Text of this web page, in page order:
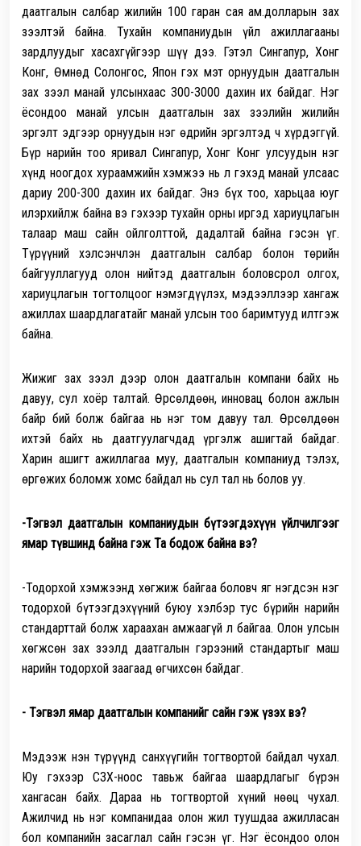
даатгалын салбар жилийн 100 гаран сая ам.долларын зах
зээлтэй байна. Тухайн компаниудын үйл ажиллагааны
зардлуудыг хасахгүйгээр шүү дээ. Гэтэл Сингапур, Хонг
Конг, Өмнөд Солонгос, Япон гэх мэт орнуудын даатгалын
зах зээл манай улсынхаас 300-3000 дахин их байдаг. Нэг
ёсондоо манай улсын даатгалын зах зээлийн жилийн
эргэлт эдгээр орнуудын нэг өдрийн эргэлтэд ч хүрдэггүй.
Бүр нарийн тоо яривал Сингапур, Хонг Конг улсуудын нэг
хүнд ноогдох хураамжийн хэмжээ нь л гэхэд манай улсаас
дариу 200-300 дахин их байдаг. Энэ бүх тоо, харьцаа юуг
илэрхийлж байна вэ гэхээр тухайн орны иргэд хариуцлагын
талаар маш сайн ойлголттой, дадалтай байна гэсэн үг.
Түрүүний хэлсэнчлэн даатгалын салбар болон төрийн
байгууллагууд олон нийтэд даатгалын боловсрол олгох,
хариуцлагын тогтолцоог нэмэгдүүлэх, мэдээллээр хангаж
ажиллах шаардлагатайг манай улсын тоо баримтууд илтгэж
байна.
Жижиг зах зээл дээр олон даатгалын компани байх нь
давуу, сул хоёр талтай. Өрсөлдөөн, инновац болон ажлын
байр бий болж байгаа нь нэг том давуу тал. Өрсөлдөөн
ихтэй байх нь даатгуулагчдад үргэлж ашигтай байдаг.
Харин ашигт ажиллагаа муу, даатгалын компаниуд тэлэх,
өргөжих боломж хомс байдал нь сул тал нь болов уу.
-Тэгвэл даатгалын компаниудын бүтээгдэхүүн үйлчилгээг
ямар түвшинд байна гэж Та бодож байна вэ?
-Тодорхой хэмжээнд хөгжиж байгаа боловч яг нэгдсэн нэг
тодорхой бүтээгдэхүүний буюу хэлбэр тус бүрийн нарийн
стандарттай болж хараахан амжаагүй л байгаа. Олон улсын
хөгжсөн зах зээлд даатгалын гэрээний стандартыг маш
нарийн тодорхой заагаад өгчихсөн байдаг.
- Тэгвэл ямар даатгалын компанийг сайн гэж үзэх вэ?
Мэдээж нэн түрүүнд санхүүгийн тогтвортой байдал чухал.
Юу гэхээр СЗХ-ноос тавьж байгаа шаардлагыг бүрэн
хангасан байх. Дараа нь тогтвортой хүний нөөц чухал.
Ажилчид нь нэг компанидаа олон жил туушдаа ажилласан
бол компанийн засаглал сайн гэсэн үг. Нэг ёсондоо олон